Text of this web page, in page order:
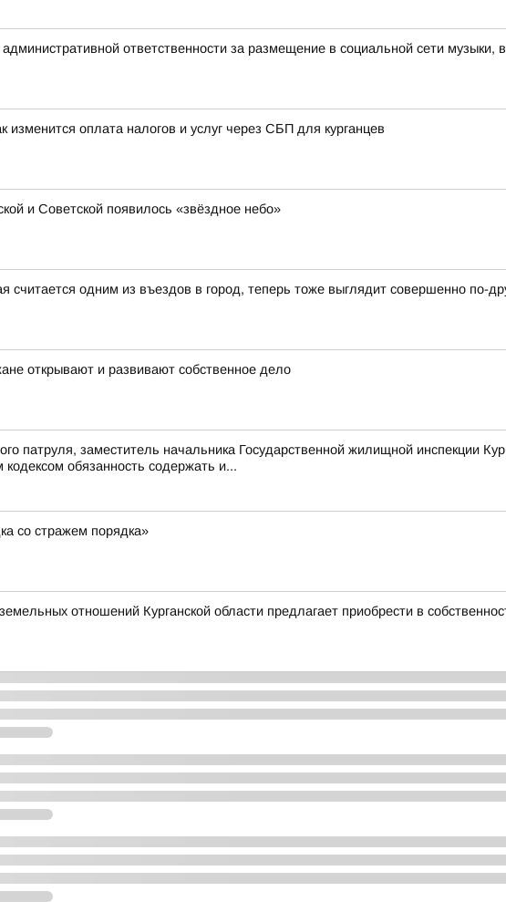
ответственности за размещение в социальной сети
изменится оплата налогов и услуг через СБП для курганцев
и Советской появилось «звёздное небо»
считается одним из въездов в город, теперь тоже выглядит совершенно по-
открывают и развивают собственное дело
патруля, заместитель начальника Государственной жилищной инспекции
обязанность содержать и...
со стражем порядка»
отношений Курганской области предлагает приобрести в